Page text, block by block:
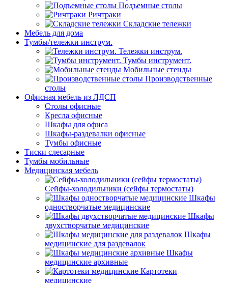
Подъемные столы
Ричтраки
Складские тележки
Мебель для дома
Тумбы/тележки инструм.
Тележки инструм.
Тумбы инструмент.
Мобильные стенды
Производственные
столы
Офисная мебель из ЛДСП
Столы офисные
Кресла офисные
Шкафы для офиса
Шкафы-раздевалки офисные
Тумбы офисные
Тиски слесарные
Тумбы мобильные
Медицинская мебель
Сейфы-холодильники (сейфы термостаты)
Шкафы
одностворчатые медицинские
Шкафы
двухстворчатые медицинские
Шкафы
медицинские для раздевалок
Шкафы
медицинские архивные
Картотеки
медицинские